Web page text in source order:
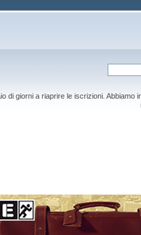
di giorni a riaprire le iscrizioni.